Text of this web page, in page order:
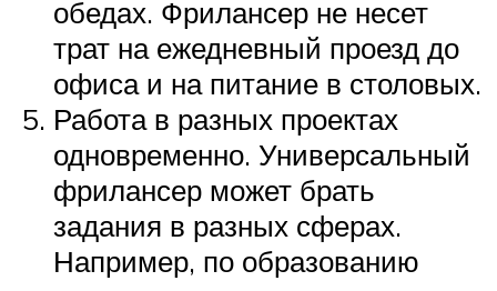
обедах. Фрилансер не несет
трат на ежедневный проезд до
офиса и на питание в столовых.
Работа в разных проектах
одновременно. Универсальный
фрилансер может брать
задания в разных сферах.
Например, по образованию